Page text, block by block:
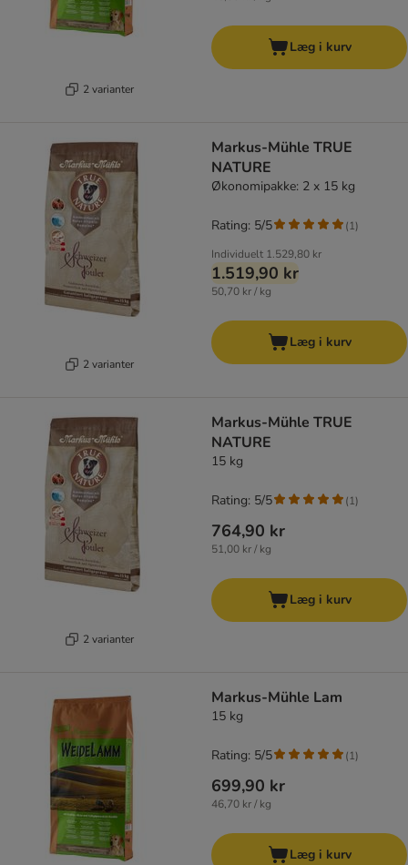
2 varianter
Læg i kurv
2 varianter
Markus-Mühle TRUE
NATURE
Økonomipakke: 2 x 15 kg
Individuelt 1.529,80 kr
1.519,90 kr
50,70 kr / kg
Rating: 5/5 (1)
Læg i kurv
2 varianter
Markus-Mühle TRUE
NATURE
15 kg
764,90 kr
51,00 kr / kg
Rating: 5/5 (1)
Læg i kurv
Markus-Mühle Lam
15 kg
699,90 kr
46,70 kr / kg
Rating: 5/5 (1)
Læg i kurv